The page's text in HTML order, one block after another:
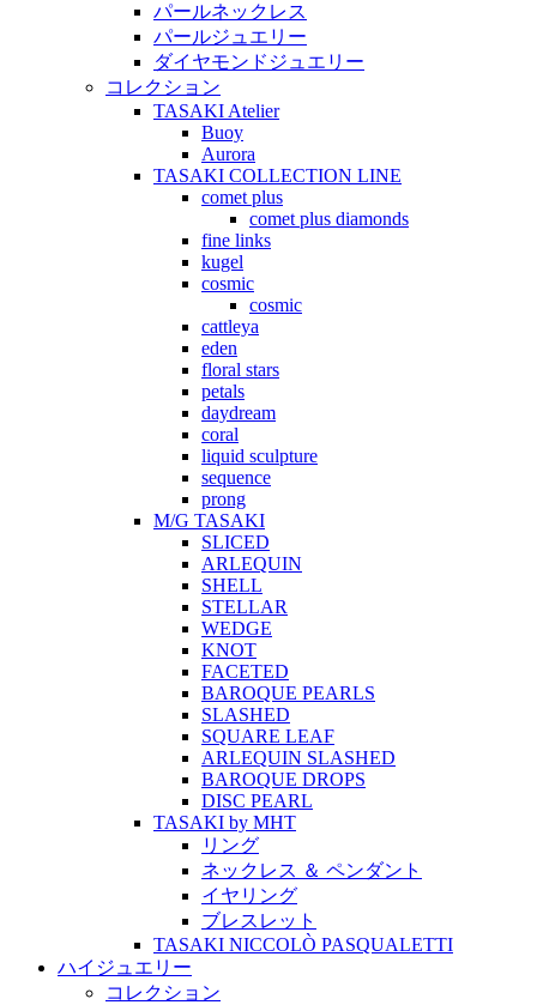
パールネックレス
パールジュエリー
ダイヤモンドジュエリー
コレクション
TASAKI Atelier
Buoy
Aurora
TASAKI COLLECTION LINE
comet plus
comet plus diamonds
fine links
kugel
cosmic
cosmic
cattleya
eden
floral stars
petals
daydream
coral
liquid sculpture
sequence
prong
M/G TASAKI
SLICED
ARLEQUIN
SHELL
STELLAR
WEDGE
KNOT
FACETED
BAROQUE PEARLS
SLASHED
SQUARE LEAF
ARLEQUIN SLASHED
BAROQUE DROPS
DISC PEARL
TASAKI by MHT
リング
ネックレス ＆ ペンダント
イヤリング
ブレスレット
TASAKI NICCOLÒ PASQUALETTI
ハイジュエリー
コレクション